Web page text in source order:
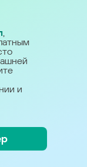
,
и